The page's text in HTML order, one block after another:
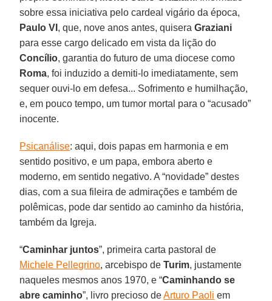
sobre essa iniciativa pelo cardeal vigário da época,
Paulo VI , que, nove anos antes, quiseraGraziani
para esse cargo delicado em vista da lição do
Concílio, garantia do futuro de uma diocese como
Roma, foi induzido a demiti-lo imediatamente, sem
sequer ouvi-lo em defesa... Sofrimento e humilhação,
e, em pouco tempo, um tumor mortal para o “acusado”
inocente.
Psicanálise: aqui, dois papas em harmonia e em
sentido positivo, e um papa, embora aberto e
moderno, em sentido negativo. A “novidade” destes
dias, com a sua fileira de admirações e também de
polêmicas, pode dar sentido ao caminho da história,
também da Igreja.
“Caminhar juntos”, primeira carta pastoral de
Michele Pellegrino, arcebispo deTurim, justamente
naqueles mesmos anos 1970, e “Caminhando se
abre caminho”, livro precioso deArturo Paoli em